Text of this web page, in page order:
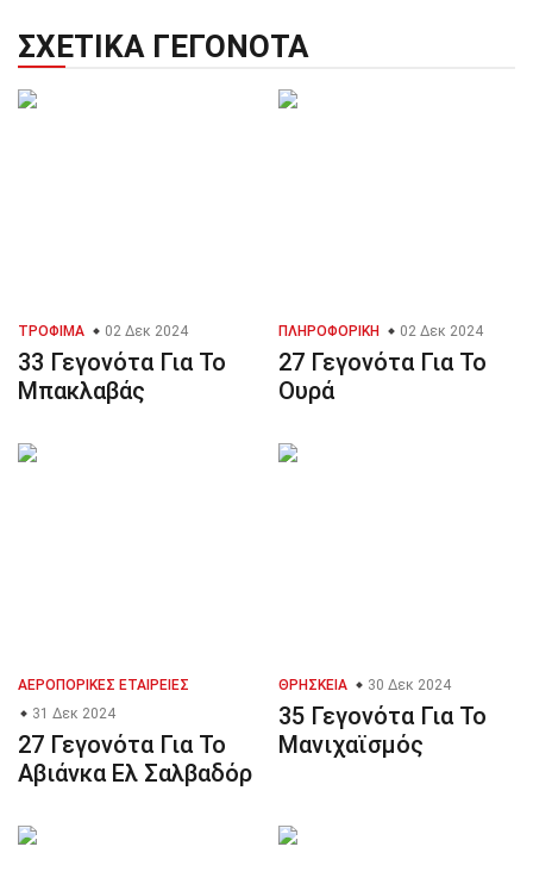
ΣΧΕΤΙΚΆ ΓΕΓΟΝΌΤΑ
ΤΡΌΦΙΜΑ 02 Δεκ 2024
33 Γεγονότα Για Το
Μπακλαβάς
ΠΛΗΡΟΦΟΡΙΚΉ 02 Δεκ 2024
27 Γεγονότα Για Το
Ουρά
ΑΕΡΟΠΟΡΙΚΈΣ ΕΤΑΙΡΕΊΕΣ
31 Δεκ 2024
27 Γεγονότα Για Το
Αβιάνκα Ελ Σαλβαδόρ
ΘΡΗΣΚΕΊΑ 30 Δεκ 2024
35 Γεγονότα Για Το
Μανιχαϊσμός